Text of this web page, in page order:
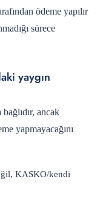
ödeme yapılır
sürece
yaygın
ancak
yapmayacağını
KASKO/kendi